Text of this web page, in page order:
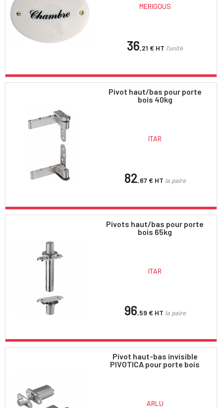
MERIGOUS
36,21 € HT l'unité
Pivot haut/bas pour porte
bois 40kg
ITAR
82,67 € HT la paire
Pivots haut/bas pour porte
bois 65kg
ITAR
96,59 € HT la paire
Pivot haut-bas invisible
PIVOTICA pour porte bois
ARLU